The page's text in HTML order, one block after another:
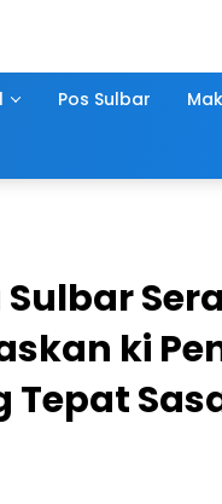
Pos Sulbar
ki